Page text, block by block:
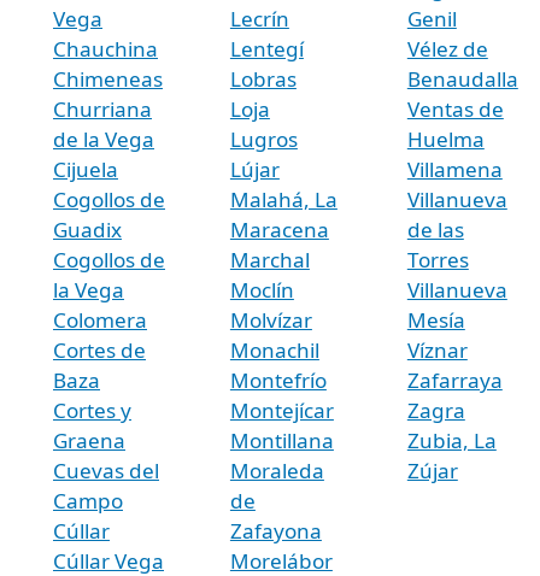
Vega
Chauchina
Chimeneas
Churriana
de la Vega
Cijuela
Cogollos de
Guadix
Cogollos de
la Vega
Colomera
Cortes de
Baza
Cortes y
Graena
Cuevas del
Campo
Cúllar
Cúllar Vega
Lecrín
Lentegí
Lobras
Loja
Lugros
Lújar
Malahá, La
Maracena
Marchal
Moclín
Molvízar
Monachil
Montefrío
Montejícar
Montillana
Moraleda
de
Zafayona
Morelábor
Genil
Vélez de
Benaudalla
Ventas de
Huelma
Villamena
Villanueva
de las
Torres
Villanueva
Mesía
Víznar
Zafarraya
Zagra
Zubia, La
Zújar